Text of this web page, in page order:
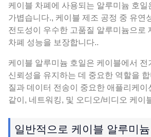
케이블 차폐에 사용되는 알루미늄 호일
가볍습니다., 케이블 제조 공정 중 유연
전도성이 우수한 고품질 알루미늄으로
차폐 성능을 보장합니다..
케이블 알루미늄 호일은 케이블에서
신뢰성을 유지하는 데 중요한 역할을
질과 데이터 전송이 중요한 애플리케
같이, 네트워킹, 및 오디오/비디오 케이
일반적으로 케이블 알루미